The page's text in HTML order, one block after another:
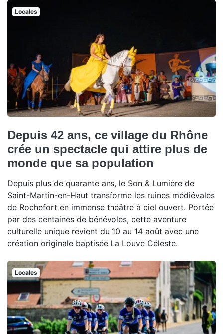
Locales
Depuis 42 ans, ce village du Rhône
crée un spectacle qui attire plus de
monde que sa population
Depuis plus de quarante ans, le Son & Lumière de
Saint-Martin-en-Haut transforme les ruines médiévales
de Rochefort en immense théâtre à ciel ouvert. Portée
par des centaines de bénévoles, cette aventure
culturelle unique revient du 10 au 14 août avec une
création originale baptisée La Louve Céleste.
Locales